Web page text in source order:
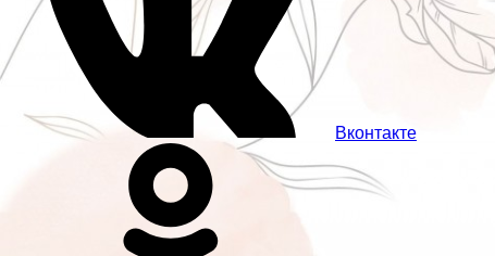
Вконтакте